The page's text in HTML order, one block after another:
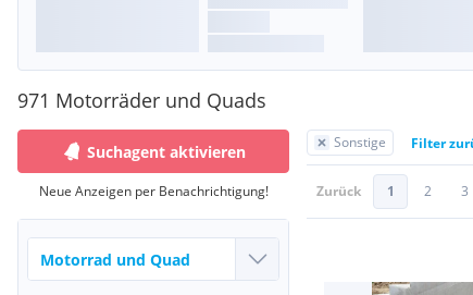
971 Motorräder und Quads
Sonstige Filter
Zurück 1 2 3
Suchagent aktivieren
Neue Anzeigen per Benachrichtigung!